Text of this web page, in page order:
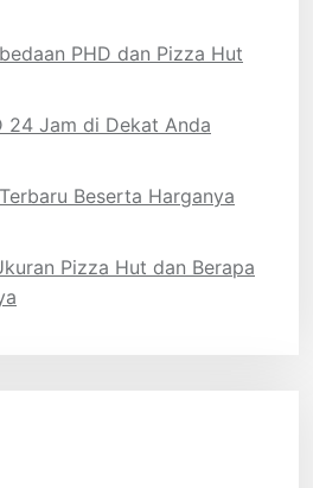
PHD dan Pizza Hut
24 Jam di Dekat Anda
Beserta Harganya
Pizza Hut dan Berapa